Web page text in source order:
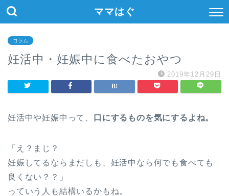
ママはぐ
コラム
妊活中・妊娠中に食べたおやつ
2019年12月29日
妊活中や妊娠中って、 口にするものを気にするよね。
「え？まじ？
妊娠してるならまだしも、妊活中なら何でも食べても
良くない？？」
っていう人も結構いるかもね。